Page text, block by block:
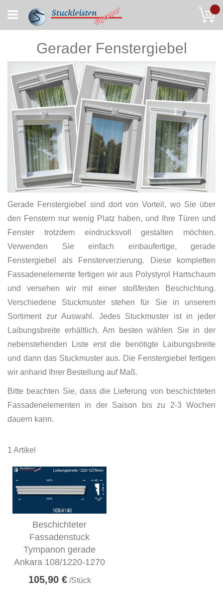
to
Content
Gerader Fenstergiebel
Gerade Fenstergiebel sind dort von Vorteil, wo Sie über
den Fenstern nur wenig Platz haben, und Ihre Türen und
Fenster trotzdem eindrucksvoll gestalten möchten.
Verwenden Sie einfach einbaufertige, gerade
Fenstergiebel als Fensterverzierung. Diese kompletten
Fassadenelemente fertigen wir aus Polystyrol Hartschaum
und versehen wir mit einer stoßfesten Beschichtung.
Verschiedene Stuckmuster stehen für Sie in unserem
Sortiment zur Auswahl. Jedes Stuckmuster ist in jeder
Laibungsbreite erhältlich. Am besten wählen Sie in der
nebenstehenden Liste erst die benötigte Laibungsbreite
und dann das Stuckmuster aus. Die Fenstergiebel fertigen
wir anhand Ihrer Bestellung auf Maß.
Bitte beachten Sie, dass die Lieferung von beschichteten
Fassadenelementen in der Saison bis zu 2-3 Wochen
dauern kann.
1 Artikel
Beschichteter
Fassadenstuck
Tympanon gerade
Ankara 108/1220-1270
105,90 €/Stück